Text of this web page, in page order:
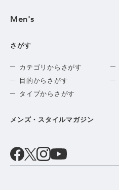
Men's
さがす
カテゴリからさがす
目的からさがす
タイプからさがす
メンズ・スタイルマガジン